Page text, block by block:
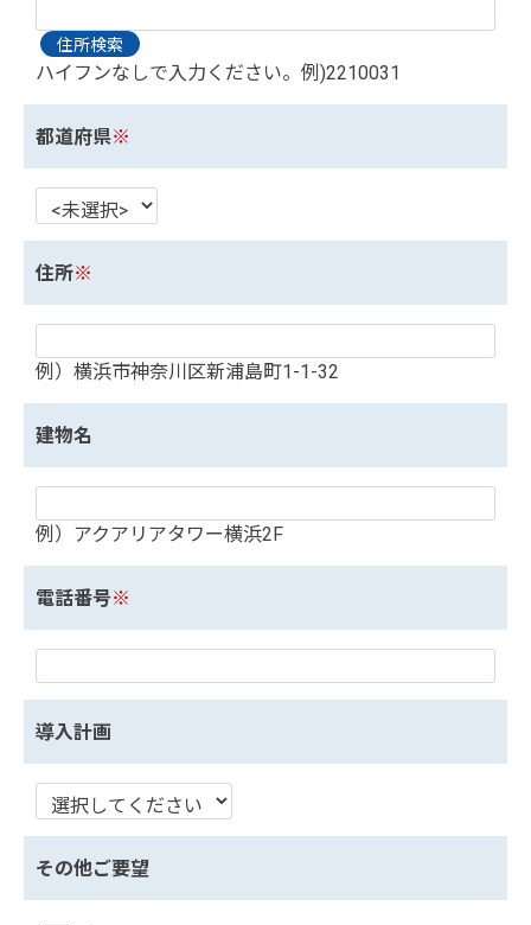
ハイフンなしで入力ください。例)2210031
都道府県※
住所※
例）横浜市神奈川区新浦島町1-1-32
建物名
例）アクアリアタワー横浜2F
電話番号※
導入計画
その他ご要望